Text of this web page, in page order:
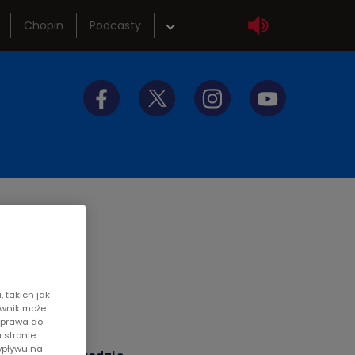
Chopin Podcasty
Szkolenia
takich jak
może
do
stronie
na